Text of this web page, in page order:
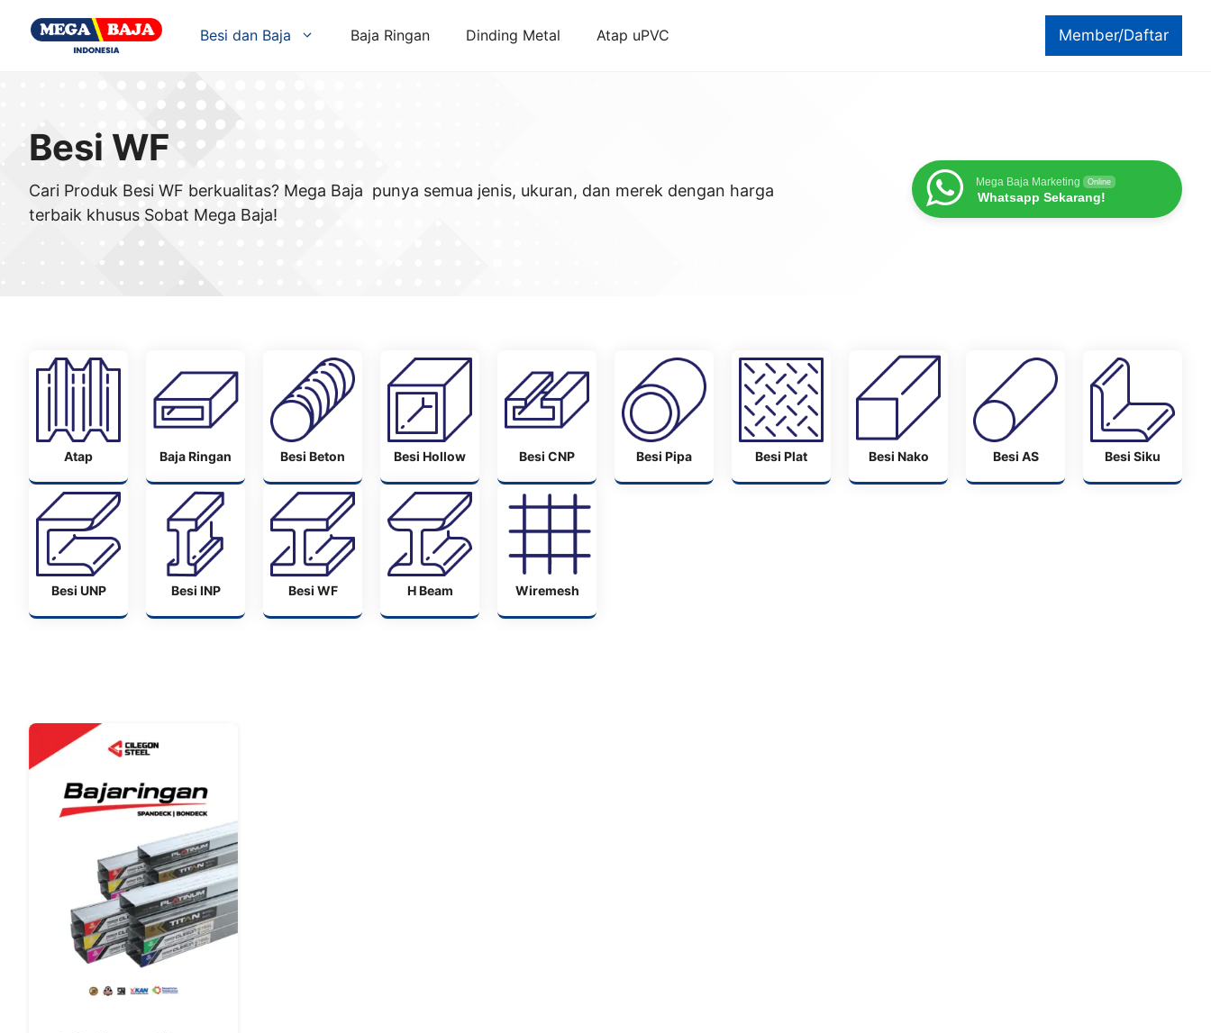
Member/Daftar
Besi dan Baja Baja Ringan Dinding Metal Atap uPVC
Besi WF
Cari Produk Besi WF berkualitas? Mega Baja punya semua jenis, ukuran, dan merek dengan harga
terbaik khusus Sobat Mega Baja!
Mega Baja Marketing Online
Whatsapp Sekarang!
Atap Baja Ringan Besi Beton Besi Hollow Besi CNP Besi Pipa Besi Plat Besi Nako Besi AS Besi Siku
Besi UNP Besi INP Besi WF H Beam Wiremesh